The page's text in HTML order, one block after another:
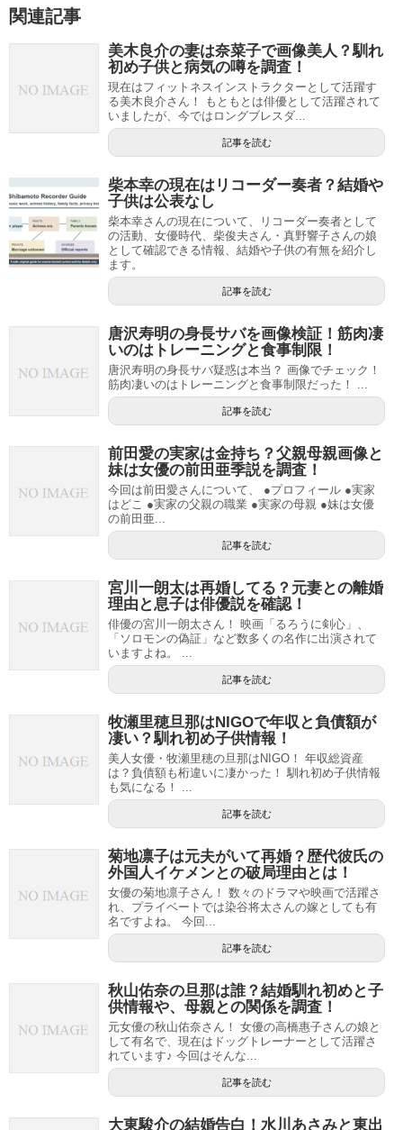
関連記事
美木良介の妻は奈菜子で画像美人？馴れ
初め子供と病気の噂を調査！
現在はフィットネスインストラクターとして活躍す
る美木良介さん！ もともとは俳優として活躍されて
いましたが、今ではロングブレスダ...
記事を読む
柴本幸の現在はリコーダー奏者？結婚や
子供は公表なし
柴本幸さんの現在について、リコーダー奏者として
の活動、女優時代、柴俊夫さん・真野響子さんの娘
として確認できる情報、結婚や子供の有無を紹介し
ます。
記事を読む
唐沢寿明の身長サバを画像検証！筋肉凄
いのはトレーニングと食事制限！
唐沢寿明の身長サバ疑惑は本当？ 画像でチェック！
筋肉凄いのはトレーニングと食事制限だった！ ...
記事を読む
前田愛の実家は金持ち？父親母親画像と
妹は女優の前田亜季説を調査！
今回は前田愛さんについて、 ●プロフィール ●実家
はどこ ●実家の父親の職業 ●実家の母親 ●妹は女優
の前田亜...
記事を読む
宮川一朗太は再婚してる？元妻との離婚
理由と息子は俳優説を確認！
俳優の宮川一朗太さん！ 映画「るろうに剣心」、
「ソロモンの偽証」など数多くの名作に出演されて
いますよね。 ...
記事を読む
牧瀬里穂旦那はNIGOで年収と負債額が
凄い？馴れ初め子供情報！
美人女優・牧瀬里穂の旦那はNIGO！ 年収総資産
は？負債額も桁違いに凄かった！ 馴れ初め子供情報
も気になる！ ...
記事を読む
菊地凛子は元夫がいて再婚？歴代彼氏の
外国人イケメンとの破局理由とは！
女優の菊地凛子さん！ 数々のドラマや映画で活躍さ
れ、プライベートでは染谷将太さんの嫁としても有
名ですよね。 今回...
記事を読む
秋山佑奈の旦那は誰？結婚馴れ初めと子
供情報や、母親との関係を調査！
元女優の秋山佑奈さん！ 女優の高橋惠子さんの娘と
して有名で、現在はドッグトレーナーとして活躍さ
れています♪ 今回はそんな...
記事を読む
大東駿介の結婚告白！水川あさみと東出